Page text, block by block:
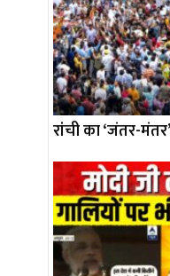
रांची का ‘जंतर-